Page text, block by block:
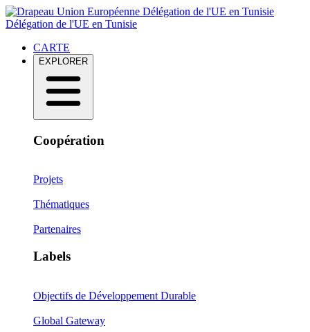
Délégation de l'UE en Tunisie
Délégation de l'UE en Tunisie
CARTE
EXPLORER
Coopération
Projets
Thématiques
Partenaires
Labels
Objectifs de Développement Durable
Global Gateway